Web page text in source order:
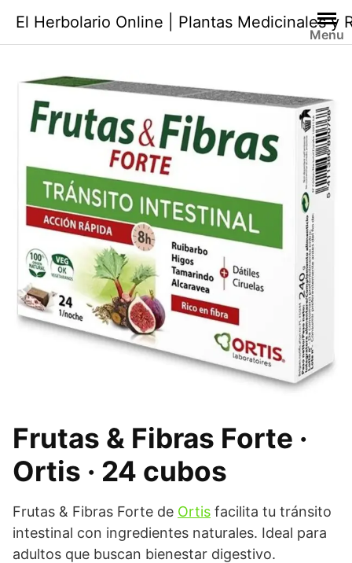
contenido
El Herbolario Online | Plantas Medicinales y
Menu
Frutas & Fibras Forte ·
Ortis · 24 cubos
Frutas & Fibras Forte de Ortis facilita tu tránsito
intestinal con ingredientes naturales. Ideal para
adultos que buscan bienestar digestivo.